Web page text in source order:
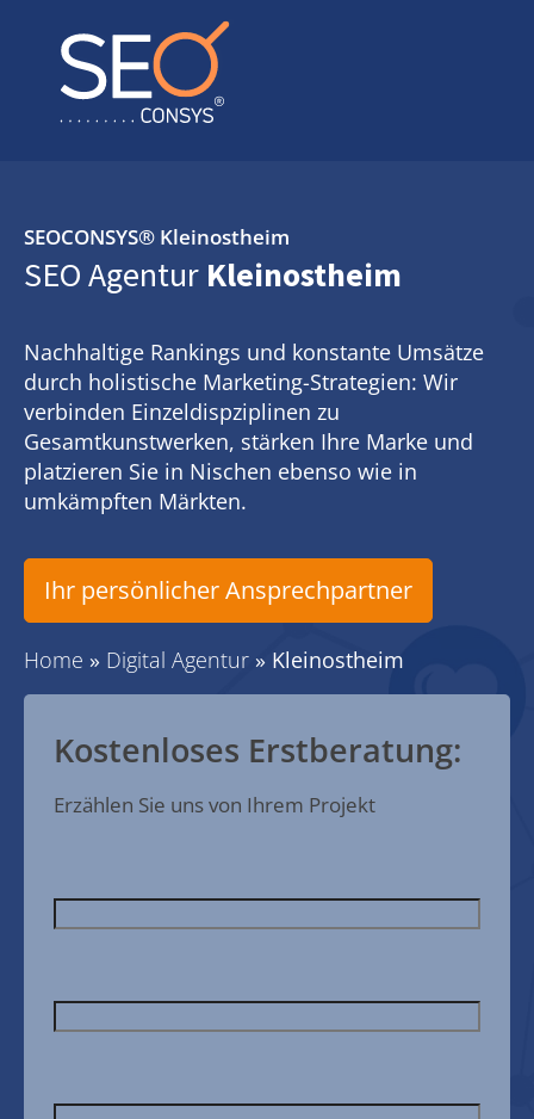
SEOCONSYS® Kleinostheim
SEO Agentur Kleinostheim
Nachhaltige Rankings und konstante Umsätze
durch holistische Marketing-Strategien: Wir
verbinden Einzeldispziplinen zu
Gesamtkunstwerken, stärken Ihre Marke und
platzieren Sie in Nischen ebenso wie in
umkämpften Märkten.
Ihr persönlicher Ansprechpartner
Home » Digital Agentur » Kleinostheim
Kostenloses Erstberatung:
Erzählen Sie uns von Ihrem Projekt